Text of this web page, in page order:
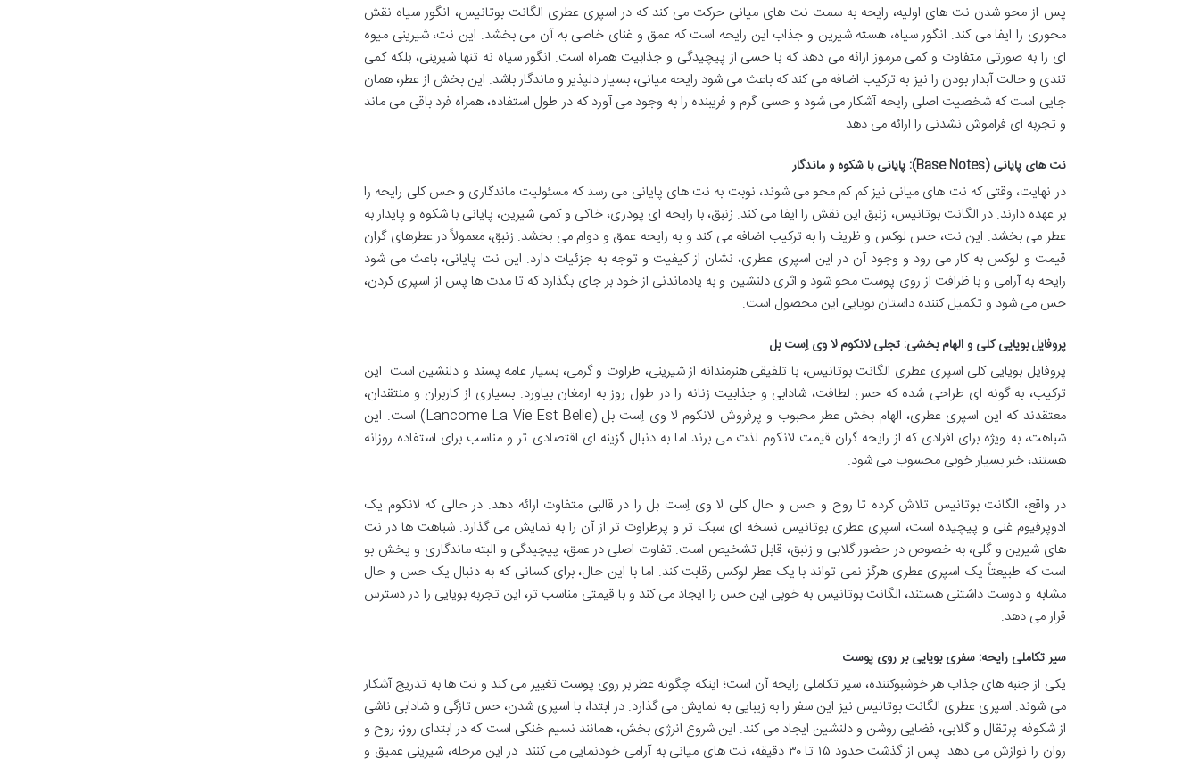
پس از محو شدن نت های اولیه، رایحه به سمت نت های میانی حرکت می کند که در اسپری عطری الگانت بوتانیس، انگور سیاه نقش
محوری را ایفا می کند. انگور سیاه، هسته شیرین و جذاب این رایحه است که عمق و غنای خاصی به آن می بخشد. این نت، شیرینی میوه
ای را به صورتی متفاوت و کمی مرموز ارائه می دهد که با حسی از پیچیدگی و جذابیت همراه است. انگور سیاه نه تنها شیرینی، بلکه کمی
تندی و حالت آبدار بودن را نیز به ترکیب اضافه می کند که باعث می شود رایحه میانی، بسیار دلپذیر و ماندگار باشد. این بخش از عطر، همان
جایی است که شخصیت اصلی رایحه آشکار می شود و حسی گرم و فریبنده را به وجود می آورد که در طول استفاده، همراه فرد باقی می ماند
و تجربه ای فراموش نشدنی را ارائه می دهد.
نت های پایانی (Base Notes): پایانی با شکوه و ماندگار
در نهایت، وقتی که نت های میانی نیز کم کم محو می شوند، نوبت به نت های پایانی می رسد که مسئولیت ماندگاری و حس کلی رایحه را
بر عهده دارند. در الگانت بوتانیس، زنبق این نقش را ایفا می کند. زنبق، با رایحه ای پودری، خاکی و کمی شیرین، پایانی با شکوه و پایدار به
عطر می بخشد. این نت، حس لوکس و ظریف را به ترکیب اضافه می کند و به رایحه عمق و دوام می بخشد. زنبق، معمولاً در عطرهای گران
قیمت و لوکس به کار می رود و وجود آن در این اسپری عطری، نشان از کیفیت و توجه به جزئیات دارد. این نت پایانی، باعث می شود
رایحه به آرامی و با ظرافت از روی پوست محو شود و اثری دلنشین و به یادماندنی از خود بر جای بگذارد که تا مدت ها پس از اسپری کردن،
حس می شود و تکمیل کننده داستان بویایی این محصول است.
پروفایل بویایی کلی و الهام بخشی: تجلی لانکوم لا وی اِست بل
پروفایل بویایی کلی اسپری عطری الگانت بوتانیس، با تلفیقی هنرمندانه از شیرینی، طراوت و گرمی، بسیار عامه پسند و دلنشین است. این
ترکیب، به گونه ای طراحی شده که حس لطافت، شادابی و جذابیت زنانه را در طول روز به ارمغان بیاورد. بسیاری از کاربران و منتقدان،
معتقدند که این اسپری عطری، الهام بخش عطر محبوب و پرفروش لانکوم لا وی اِست بل (Lancome La Vie Est Belle) است. این
شباهت، به ویژه برای افرادی که از رایحه گران قیمت لانکوم لذت می برند اما به دنبال گزینه ای اقتصادی تر و مناسب برای استفاده روزانه
هستند، خبر بسیار خوبی محسوب می شود.
در واقع، الگانت بوتانیس تلاش کرده تا روح و حس و حال کلی لا وی اِست بل را در قالبی متفاوت ارائه دهد. در حالی که لانکوم یک
ادوپرفیوم غنی و پیچیده است، اسپری عطری بوتانیس نسخه ای سبک تر و پرطراوت تر از آن را به نمایش می گذارد. شباهت ها در نت
های شیرین و گلی، به خصوص در حضور گلابی و زنبق، قابل تشخیص است. تفاوت اصلی در عمق، پیچیدگی و البته ماندگاری و پخش بو
است که طبیعتاً یک اسپری عطری هرگز نمی تواند با یک عطر لوکس رقابت کند. اما با این حال، برای کسانی که به دنبال یک حس و حال
مشابه و دوست داشتنی هستند، الگانت بوتانیس به خوبی این حس را ایجاد می کند و با قیمتی مناسب تر، این تجربه بویایی را در دسترس
قرار می دهد.
سیر تکاملی رایحه: سفری بویایی بر روی پوست
یکی از جنبه های جذاب هر خوشبوکننده، سیر تکاملی رایحه آن است؛ اینکه چگونه عطر بر روی پوست تغییر می کند و نت ها به تدریج آشکار
می شوند. اسپری عطری الگانت بوتانیس نیز این سفر را به زیبایی به نمایش می گذارد. در ابتدا، با اسپری شدن، حس تازگی و شادابی ناشی
از شکوفه پرتقال و گلابی، فضایی روشن و دلنشین ایجاد می کند. این شروع انرژی بخش، همانند نسیم خنکی است که در ابتدای روز، روح و
روان را نوازش می دهد. پس از گذشت حدود ۱۵ تا ۳۰ دقیقه، نت های میانی به آرامی خودنمایی می کنند. در این مرحله، شیرینی عمیق و